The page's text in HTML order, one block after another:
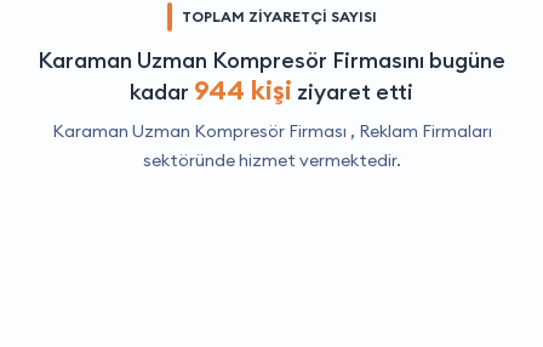
TOPLAM ZİYARETÇİ SAYISI
Karaman Uzman Kompresör Firmasını bugüne
kadar 944 kişi ziyaret etti
Karaman Uzman Kompresör Firması , Reklam Firmaları
sektöründe hizmet vermektedir.